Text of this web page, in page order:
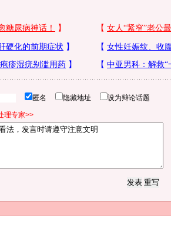
匿名 隐藏地址 设为辩论话题
理专家>>